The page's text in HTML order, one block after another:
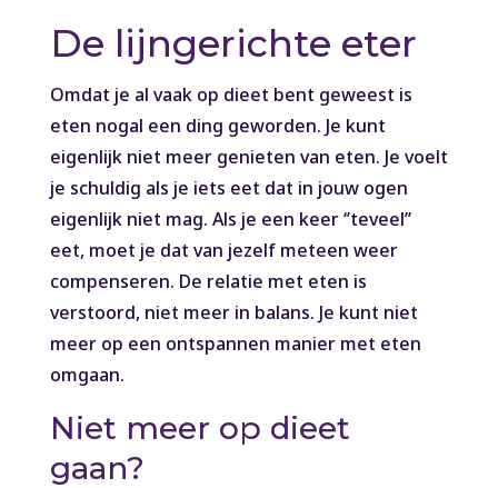
De lijngerichte eter
Omdat je al vaak op dieet bent geweest is
eten nogal een ding geworden. Je kunt
eigenlijk niet meer genieten van eten. Je voelt
je schuldig als je iets eet dat in jouw ogen
eigenlijk niet mag. Als je een keer ‘’teveel’’
eet, moet je dat van jezelf meteen weer
compenseren. De relatie met eten is
verstoord, niet meer in balans. Je kunt niet
meer op een ontspannen manier met eten
omgaan.
Niet meer op dieet
gaan?